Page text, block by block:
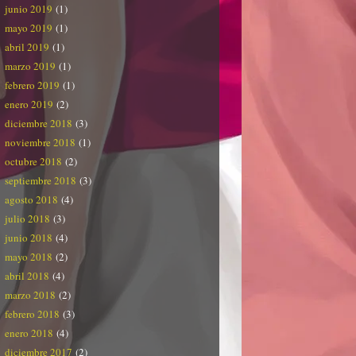
junio 2019 (1)
mayo 2019 (1)
abril 2019 (1)
marzo 2019 (1)
febrero 2019 (1)
enero 2019 (2)
diciembre 2018 (3)
noviembre 2018 (1)
octubre 2018 (2)
septiembre 2018 (3)
agosto 2018 (4)
julio 2018 (3)
junio 2018 (4)
mayo 2018 (2)
abril 2018 (4)
marzo 2018 (2)
febrero 2018 (3)
enero 2018 (4)
diciembre 2017 (2)